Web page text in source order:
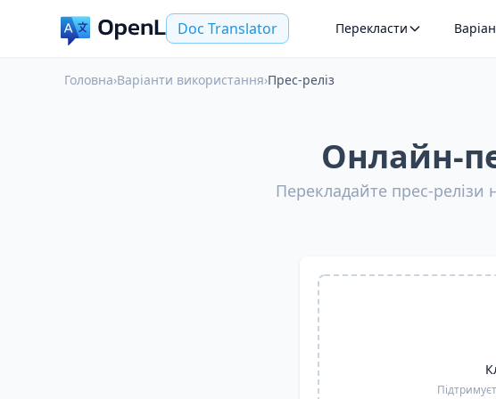
Doc Translator Перекласти
Головна›Варіанти використання›Прес-реліз
Онлайн-
Перекладайте прес-